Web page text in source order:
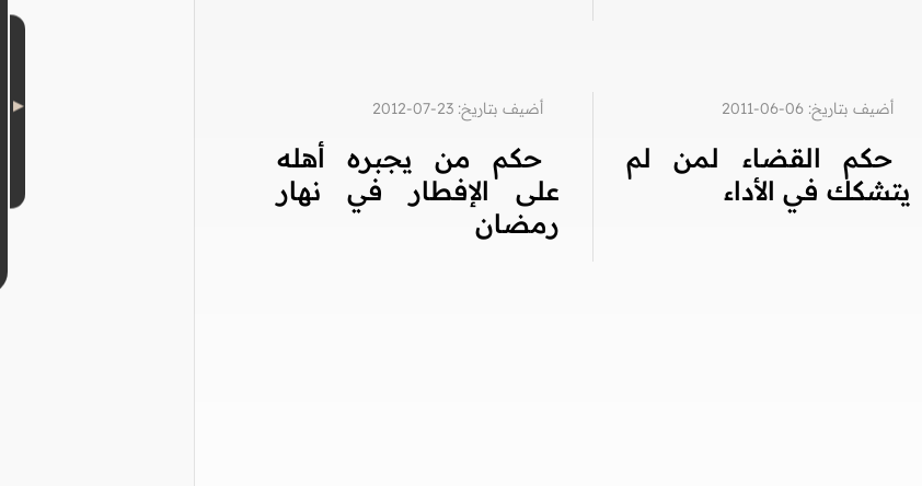
أضيف بتاريخ: 06-06-2011
حكم القضاء لمن لم
يتشكك في الأداء
أضيف بتاريخ: 23-07-2012
حكم من يجبره أهله
على الإفطار في نهار
رمضان